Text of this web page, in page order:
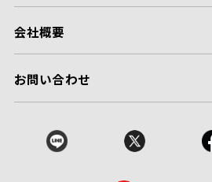
会社概要
お問い合わせ